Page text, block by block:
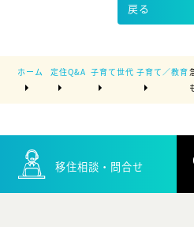
戻る
ホーム 定住Q&A 子育て世代 子育て／教育
移住相談・問合せ